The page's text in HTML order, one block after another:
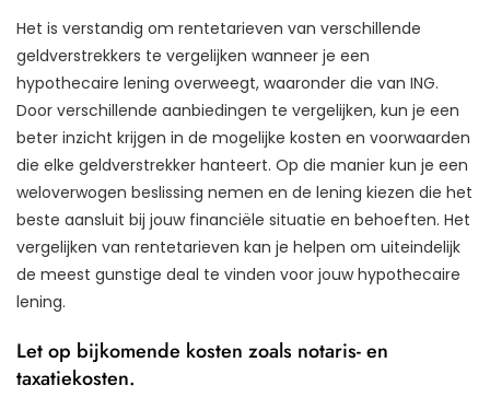
Het is verstandig om rentetarieven van verschillende
geldverstrekkers te vergelijken wanneer je een
hypothecaire lening overweegt, waaronder die van ING.
Door verschillende aanbiedingen te vergelijken, kun je een
beter inzicht krijgen in de mogelijke kosten en voorwaarden
die elke geldverstrekker hanteert. Op die manier kun je een
weloverwogen beslissing nemen en de lening kiezen die het
beste aansluit bij jouw financiële situatie en behoeften. Het
vergelijken van rentetarieven kan je helpen om uiteindelijk
de meest gunstige deal te vinden voor jouw hypothecaire
lening.
Let op bijkomende kosten zoals notaris- en
taxatiekosten.